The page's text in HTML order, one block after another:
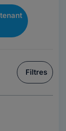
Filtres